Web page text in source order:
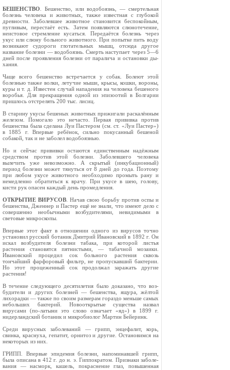
БЕШЕНСТВО . Бешенство, или водобоязнь, — смертельная
болезнь человека и животных, также известная с глубокой
древности. Заболевшее животное становится беспокойным,
пугливым, перестаёт есть. Затем появ­ляются слюнотечение,
неистовое стремление кусаться. Передаётся болезнь через
укус или слюну больного животного. При попытке пить воду
возникают судороги глотательных мышц, отсюда другое
название болезни — водобоязнь. Смерть наступает через 5—6
дней после проявления болезни от паралича и остановки ды­
хания.
Чаще всего бешенство встречается у собак. Болеют этой
болез­нью также волки, летучие мыши, крысы, кошки, вороны,
куры и т. д. Известен случай нападения на человека бешеного
воробья. Для прекращения одной из эпизоотий в Болгарии
пришлось отстрелять 200 тыс. лисиц.
В старину укусы бешеных животных прижигали раскалён­ным
железом. Помогало это нечасто. Первая прививка против
бешенства была сделана Луи Пастером (см. ст. «Луи Пастер»)
в 1885 г. Впервые ребёнок, сильно покусанный бешеной
собакой, так и не заболел водобоязнью.
Но и сейчас прививки остаются единственным надёжным
сред­ством против этой болезни. Заболевшего человека
вылечить уже невозможно. А скрытый (инкубационный)
период болезни может тянуться от 8 дней до года. Поэтому
при любом укусе животного необходимо промыть рану и
немедленно обратиться к врачу. При укусе в шею, голову,
кисти рук опасен каждый день промедления.
ОТКРЫТИЕ ВИРУСОВ . Начав свою борьбу против оспы и
бешенства, Дженнер и Пастер ещё не знали, что имеют дело с
совершенно необычными возбудителями, невидимыми в
свето­вые микроскопы.
Впервые этот факт в отношении одного из вирусов точно
установил русский ботаник Дмитрий Ивановский в 1892 г. Он
искал возбудителя болезни табака, при которой листья
растения становятся пятнистыми, — табачной мозаики.
Ивановский про­цедил сок больного растения сквозь
тончайший фарфоровый фильтр, не пропускавший бактерии.
Но этот процеженный сок продолжал заражать другие
растения!
В течение следующего десятилетия было доказано, что воз­
будители и других болезней — бешенства, ящура, жёлтой
лихо­радки — также по своим размерам гораздо меньше самых
небольших бактерий. Новооткрытые существа назвал
вирусами (по-латыни это слово означает «яд») в 1899 г.
нидерландский ботаник и микробиолог Мартин Бейеринк.
Среди вирусных заболеваний — грипп, энцефалит, корь,
свинка, краснуха, гепатит, орнитоз и другие. Остановимся на
некоторых из них.
ГРИПП. Впервые эпидемия болезни, напоминавшей грипп,
была описана в 412 г. до н. э. Гиппократом. Признаки заболе­
вания — насморк, кашель, покраснение глаз, повышенная